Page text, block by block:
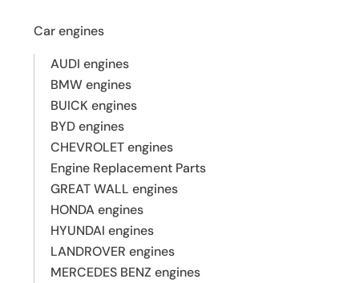
Car engines
AUDI engines
BMW engines
BUICK engines
BYD engines
CHEVROLET engines
Engine Replacement Parts
GREAT WALL engines
HONDA engines
HYUNDAI engines
LANDROVER engines
MERCEDES BENZ engines